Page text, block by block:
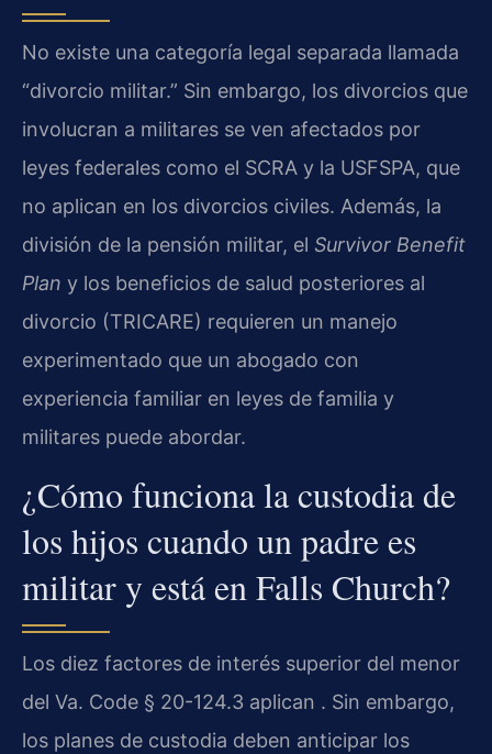
No existe una categoría legal separada llamada
“divorcio militar.” Sin embargo, los divorcios que
involucran a militares se ven afectados por
leyes federales como el SCRA y la USFSPA, que
no aplican en los divorcios civiles. Además, la
división de la pensión militar, el Survivor Benefit
Plan y los beneficios de salud posteriores al
divorcio (TRICARE) requieren un manejo
experimentado que un abogado con
experiencia familiar en leyes de familia y
militares puede abordar.
¿Cómo funciona la custodia de
los hijos cuando un padre es
militar y está en Falls Church?
Los diez factores de interés superior del menor
del Va. Code § 20-124.3 aplican . Sin embargo,
los planes de custodia deben anticipar los